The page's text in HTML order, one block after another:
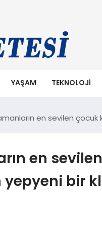
YAŞAM TEKNOLOJI
en sevilen çocuk
en
yepyeni bir